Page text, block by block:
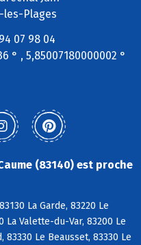
les-Plages
07 98 04
° , 5,85007180000002 °
(83140) est proche
La Garde, 83220 Le
La Valette-du-Var, 83200 Le
83330 Le Beausset, 83330 Le